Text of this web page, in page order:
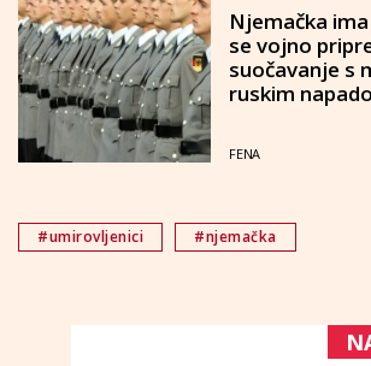
Njemačka
se vojno
suočavanje s
ruskim
FENA
#umirovljenici #njemačka